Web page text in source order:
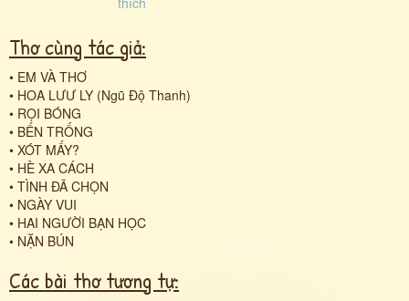
Thơ cùng tác giả:
• EM VÀ THƠ
• HOA LƯƯ LY (Ngũ Độ Thanh)
• RỌI BÓNG
• BẾN TRỐNG
• XÓT MẤY?
• HÈ XA CÁCH
• TÌNH ĐÃ CHỌN
• NGÀY VUI
• HAI NGƯỜI BẠN HỌC
• NẶN BÚN
Các bài thơ tương tự: